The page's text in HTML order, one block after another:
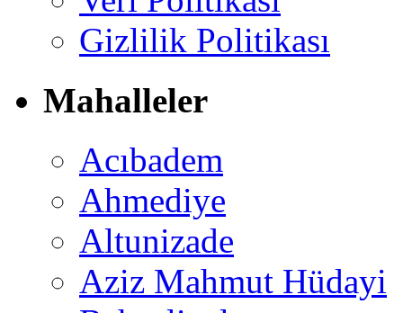
Gizlilik Politikası
Mahalleler
Acıbadem
Ahmediye
Altunizade
Aziz Mahmut Hüdayi